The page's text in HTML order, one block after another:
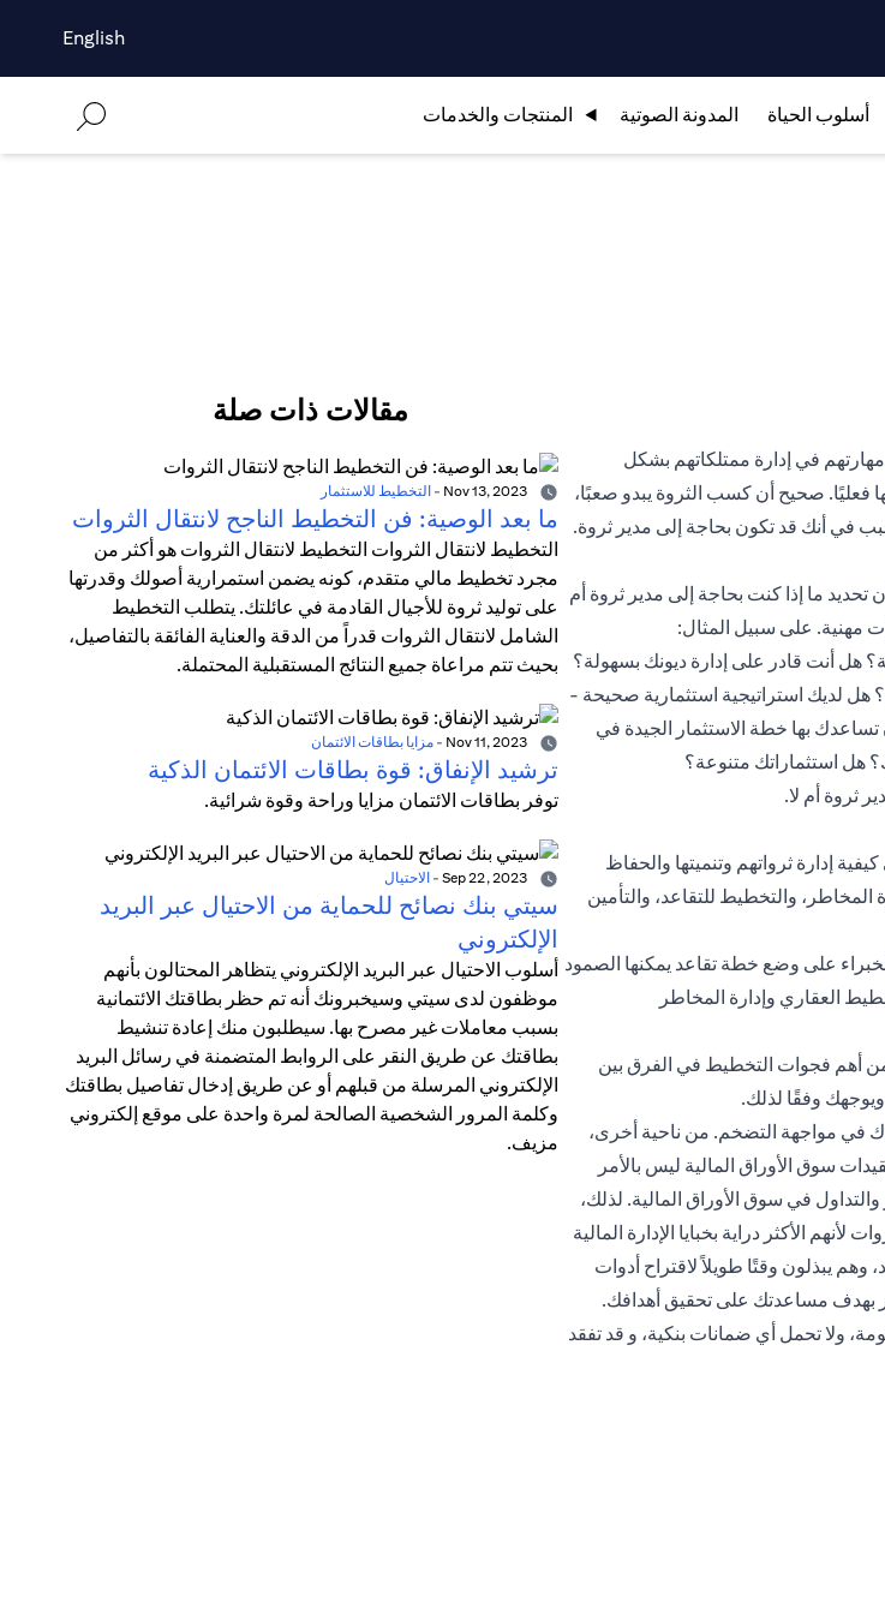
English
أسلوب الحياة المدونة الصوتية المنتجات والخدمات
في إدارة ممتلكاتهم بشكل
فعليًا. صحيح أن كسب الثروة يبدو صعبًا،
في أنك قد تكون بحاجة إلى مدير ثروة.
تحديد ما إذا كنت بحاجة إلى مدير ثروة أم
مهنية. على سبيل المثال:
هل أنت قادر على إدارة ديونك بسهولة؟
هل لديك استراتيجية استثمارية صحيحة -
بها خطة الاستثمار الجيدة في
هل استثماراتك متنوعة؟
ثروة أم لا.
إدارة ثرواتهم وتنميتها والحفاظ
المخاطر، والتخطيط للتقاعد، والتأمين
على وضع خطة تقاعد يمكنها الصمود
العقاري وإدارة المخاطر
أهم فجوات التخطيط في الفرق بين
وفقًا لذلك.
في مواجهة التضخم. من ناحية أخرى،
سوق الأوراق المالية ليس بالأمر
في سوق الأوراق المالية. لذلك،
الأكثر دراية بخبايا الإدارة المالية
وهم يبذلون وقتًا طويلاً لاقتراح أدوات
بهدف مساعدتك على تحقيق أهدافك.
ولا تحمل أي ضمانات بنكية، و قد تفقد
مقالات ذات صلة
- التخطيط للاستثمار
ما بعد الوصية: فن التخطيط الناجح لانتقال الثروات
التخطيط لانتقال الثروات التخطيط لانتقال الثروات هو أكثر من
مجرد تخطيط مالي متقدم، كونه يضمن استمرارية أصولك وقدرتها
على توليد ثروة للأجيال القادمة في عائلتك. يتطلب التخطيط
الشامل لانتقال الثروات قدراً من الدقة والعناية الفائقة بالتفاصيل،
بحيث تتم مراعاة جميع النتائج المستقبلية المحتملة.
- مزايا بطاقات الائتمان
ترشيد الإنفاق: قوة بطاقات الائتمان الذكية
توفر بطاقات الائتمان مزايا وراحة وقوة شرائية.
- الاحتيال
سيتي بنك نصائح للحماية من الاحتيال عبر البريد
الإلكتروني
أسلوب الاحتيال عبر البريد الإلكتروني يتظاهر المحتالون بأنهم
موظفون لدى سيتي وسيخبرونك أنه تم حظر بطاقتك الائتمانية
بسبب معاملات غير مصرح بها. سيطلبون منك إعادة تنشيط
بطاقتك عن طريق النقر على الروابط المتضمنة في رسائل البريد
الإلكتروني المرسلة من قبلهم أو عن طريق إدخال تفاصيل بطاقتك
وكلمة المرور الشخصية الصالحة لمرة واحدة على موقع إلكتروني
مزيف.